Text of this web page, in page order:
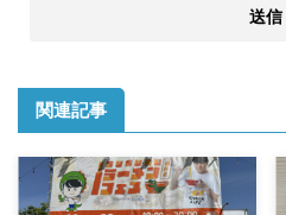
関連記事